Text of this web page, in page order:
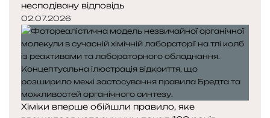
несподівану відповідь
02.07.2026
Хіміки вперше обійшли правило, яке